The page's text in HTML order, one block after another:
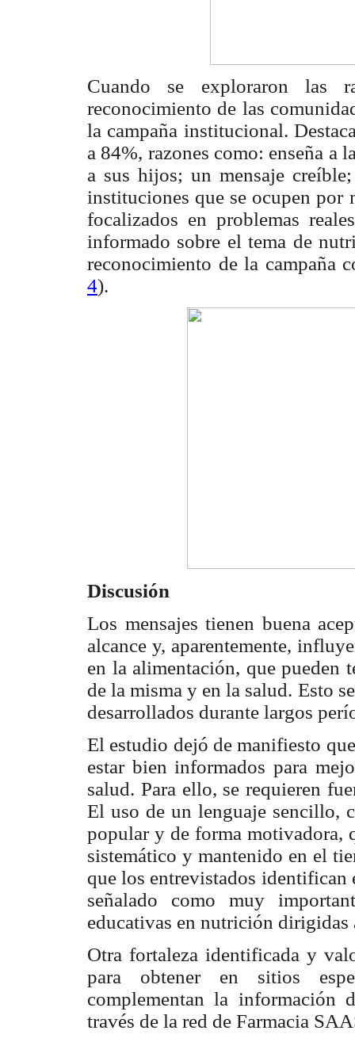
Cuando se exploraron las
reconocimiento de las
la campaña institucional.
a 84%, razones como: enseña a
a sus hijos; un mensaje
instituciones que se ocupen por
focalizados en problemas
informado sobre el tema de
reconocimiento de la campaña
4).
Discusión
Los mensajes tienen buena
alcance y, aparentemente,
en la alimentación, que pueden
de la misma y en la salud. Esto
desarrollados durante largos
El estudio dejó de manifiesto
estar bien informados para
salud. Para ello, se requieren
El uso de un lenguaje sencillo,
popular y de forma motivadora,
sistemático y mantenido en el
que los entrevistados identifican
señalado como muy
educativas en nutrición
Otra fortaleza identificada y
para obtener en sitios
complementan la información
través de la red de Farmacia